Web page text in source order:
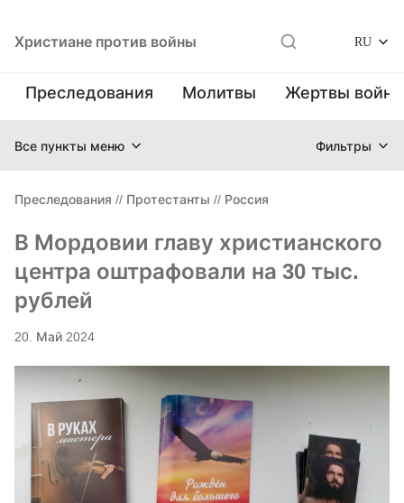
Христиане против войны RU
Преследования Молитвы Жертвы
Все пункты меню Фильтры
Преследования // Протестанты // Россия
В Мордовии главу христианского
центра оштрафовали на 30 тыс.
рублей
20. Май 2024